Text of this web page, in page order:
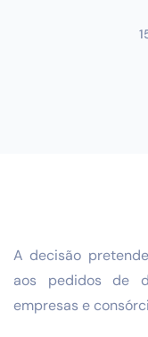
A decisão
aos pedidos de
empresas e